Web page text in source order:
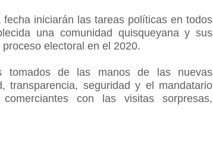
iniciarán las tareas políticas en todos
una comunidad quisqueyana y sus
electoral en el 2020.
tomados de las manos de las nuevas
transparencia, seguridad y el mandatario
con las visitas sorpresas,